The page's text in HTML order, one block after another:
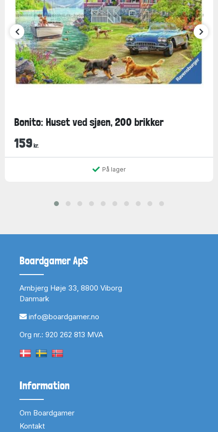
Bonito: Huset ved sjøen, 200 brikker
159 kr.
På lager
Boardgamer ApS
Arnbjerg Høje 33, 8800 Viborg
Danmark
info@boardgamer.no
Org nr.: 920 262 813 MVA
Information
Om Boardgamer
Kontakt